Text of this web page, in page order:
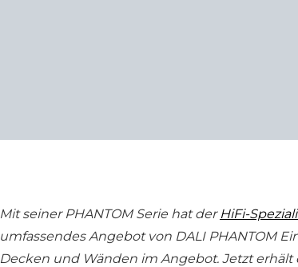
Mit seiner PHANTOM Serie hat der HiFi-
umfassendes Angebot von DALI PHANTOM
Decken und Wänden im Angebot. Jetzt